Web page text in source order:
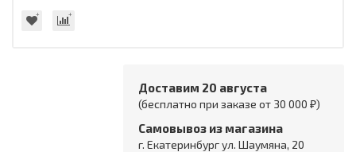
Доставим 20 августа
(бесплатно при заказе от 30 000 ₽)
Самовывоз из магазина
г. Екатеринбург ул. Шаумяна, 20